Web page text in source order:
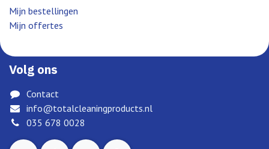
Mijn bestellingen
Mijn offertes
Volg ons
Contact
info@totalcleaningproducts.nl
035 678 0028